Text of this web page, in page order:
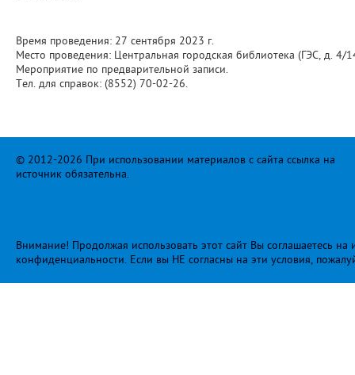
Время проведения: 27 сентября 2023 г.
Место проведения: Центральная городская библиотека (ГЭС, д. 4/
Мероприятие по предварительной записи.
Тел. для справок: (8552) 70-02-26.
© 2012-2026 При использовании материалов с сайта ссылка на
источник обязательна.
Внимание! Продолжая использовать этот сайт Вы соглашаетесь
конфиденциальности. Если вы НЕ согласны на эти условия,